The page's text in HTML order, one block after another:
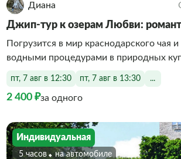
Диана
Джип-тур к озерам Любви:
Погрузится в мир краснодарского чая и
водными процедурами в природных
пт, 7 авг в 12:30 пт, 7 авг в 13:30 ...
2 400 ₽за одного
Индивидуальная
5 часов На автомобиле